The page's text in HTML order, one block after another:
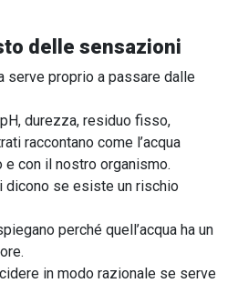
delle sensazioni
serve proprio a passare dalle
durezza, residuo fisso,
raccontano come l’acqua
e con il nostro organismo.
dicono se esiste un rischio
perché quell’acqua ha un
in modo razionale se serve